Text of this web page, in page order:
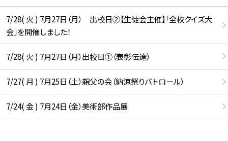
7/28( 火 ) 7月27日（月） 出校日②【生徒会主催】「全校クイズ大
会」を開催しました！
7/28( 火 ) 7月27日（月）出校日①（表彰伝達）
7/27( 月 ) 7月25日（土）親父の会（納涼祭りパトロール）
7/24( 金 ) 7月24日（金）美術部作品展